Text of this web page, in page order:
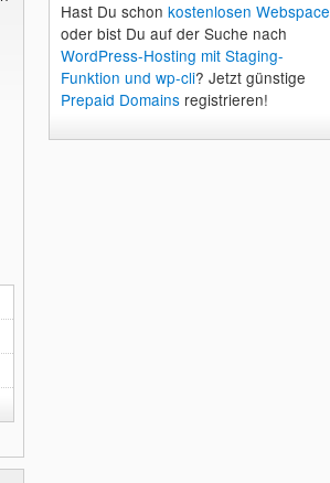
Hast Du schon kostenlosen Webspace
oder bist Du auf der Suche nach
WordPress-Hosting mit Staging-
Funktion und wp-cli? Jetzt günstige
Prepaid Domainsregistrieren!